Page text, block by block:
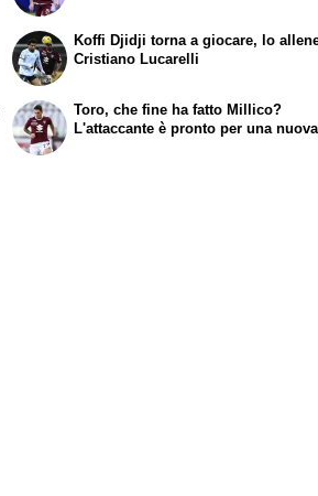
Koffi Djidji torna a giocare, lo
Cristiano Lucarelli
Toro, che fine ha fatto Millico?
L'attaccante è pronto per una